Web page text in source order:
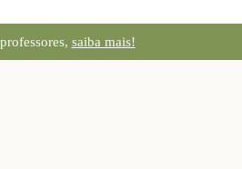
saiba mais!